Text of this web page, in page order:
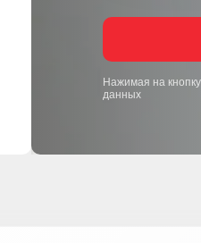
Нажимая на
данных